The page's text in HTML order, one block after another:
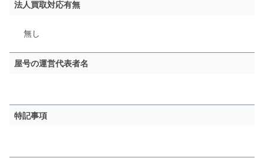
法人買取対応有無
無し
屋号の運営代表者名
特記事項